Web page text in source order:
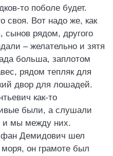
то поболе будет.
своя. Вот надо же, как
сынов рядом, другого
– желательно и зятя
больша, заплотом
рядом тепляк для
двор для лошадей.
как-то
были, а слушали
и мы между них.
Демидович шел
он грамоте был